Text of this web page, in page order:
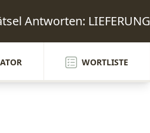
Antworten: LIEFERUNG
WORTLISTE